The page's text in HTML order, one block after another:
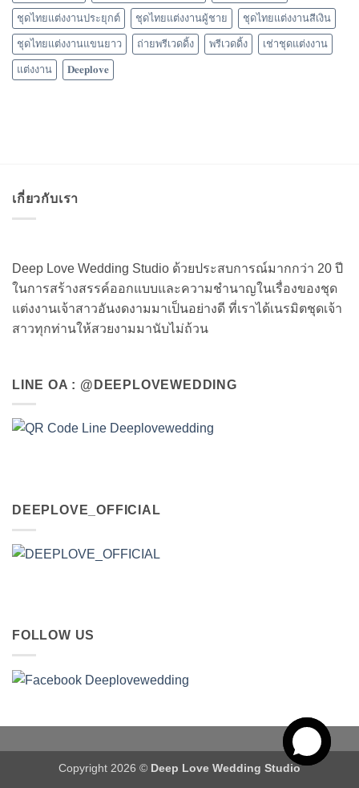
ชุดไทยแต่งงานประยุกต์ ชุดไทยแต่งงานผู้ชาย ชุดไทยแต่งงานสีเงิน
ชุดไทยแต่งงานแขนยาว ถ่ายพรีเวดดิ้ง พรีเวดดิ้ง เช่าชุดแต่งงาน
แต่งงาน 𝐃𝐞𝐞𝐩𝐥𝐨𝐯𝐞
เกี่ยวกับเรา
Deep Love Wedding Studio ด้วยประสบการณ์มากกว่า 20 ปี
ในการสร้างสรรค์ออกแบบและความชำนาญในเรื่องของชุด
แต่งงานเจ้าสาวอันงดงามมาเป็นอย่างดี ที่เราได้เนรมิตชุดเจ้า
สาวทุกท่านให้สวยงามมานับไม่ถ้วน
LINE OA : @DEEPLOVEWEDDING
DEEPLOVE_OFFICIAL
FOLLOW US
Copyright 2026 © Deep Love Wedding Studio